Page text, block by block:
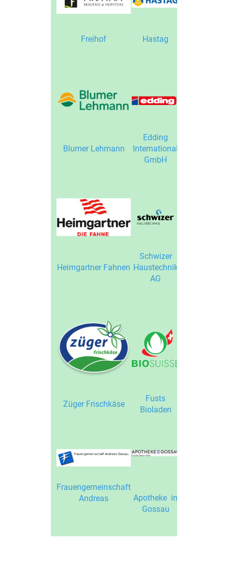
Freihof Hastag
Blumer Lehmann
Edding
International
GmbH
Heimgartner Fahnen
Schwizer
Haustechnik
AG
Züger Frischkäse
Fusts
Bioladen
Frauengemeinschaft
Andreas
Apotheke in
Gossau